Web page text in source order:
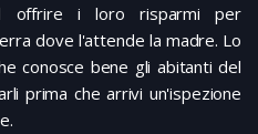
offrire i loro risparmi per
dove l'attende la madre. Lo
conosce bene gli abitanti del
prima che arrivi un'ispezione